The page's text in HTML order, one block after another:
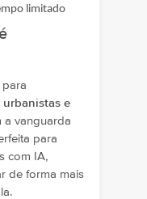
limitado
e
a vanguarda
para
com IA,
de forma mais